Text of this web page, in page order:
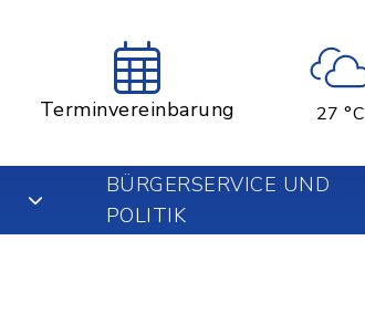
Terminvereinbarung 27 °C
BÜRGERSERVICE UND
POLITIK